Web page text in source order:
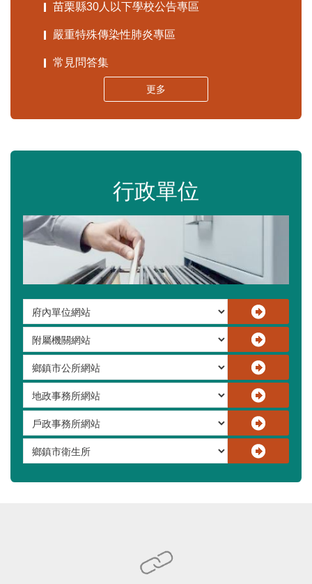
苗栗縣30人以下學校公告專區
嚴重特殊傳染性肺炎專區
常見問答集
更多
行政單位